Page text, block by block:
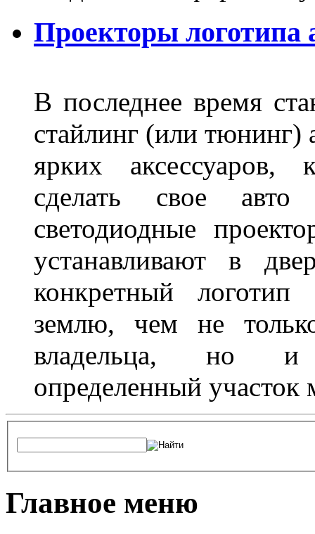
Проекторы логотипа
В последнее время
стайлинг (или тюнинг)
ярких аксессуаров,
сделать свое
светодиодные
устанавливают в
конкретный логотип
землю, чем не
владельца, но и
определенный участок
Главное меню